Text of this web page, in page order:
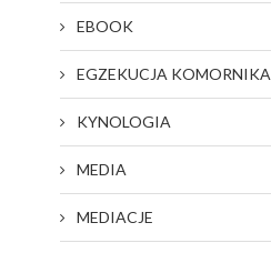
EBOOK
EGZEKUCJA KOMORNIKA
KYNOLOGIA
MEDIA
MEDIACJE